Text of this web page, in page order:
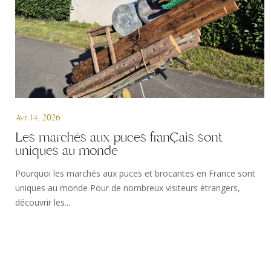
Avr 14, 2026
Les marchés aux puces français sont
uniques au monde
Pourquoi les marchés aux puces et brocantes en France sont
uniques au monde Pour de nombreux visiteurs étrangers,
découvrir les...